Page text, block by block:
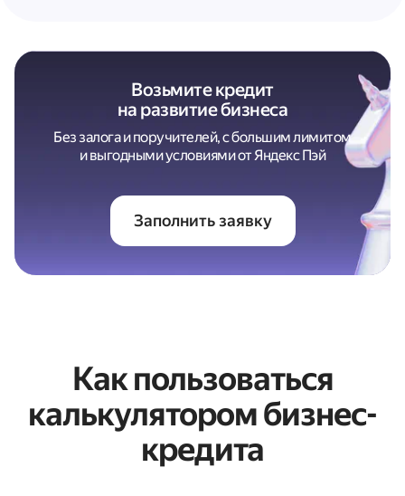
Возьмите кредит
на развитие бизнеса
Без залога и поручителей, с большим лимитом
и выгодными условиями от Яндекс Пэй
Заполнить заявку
Как пользоваться
калькулятором бизнес-
кредита